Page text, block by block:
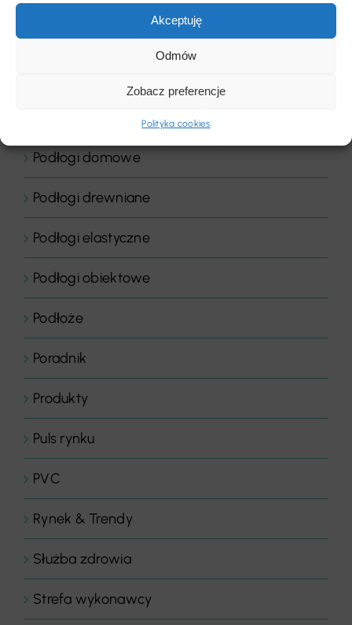
Akceptuję
Odmów
Zobacz preferencje
Polityka cookies
Płytki dywanowe
Podłogi domowe
Podłogi drewniane
Podłogi elastyczne
Podłogi obiektowe
Podłoże
Poradnik
Produkty
Puls rynku
PVC
Rynek & Trendy
Służba zdrowia
Strefa wykonawcy